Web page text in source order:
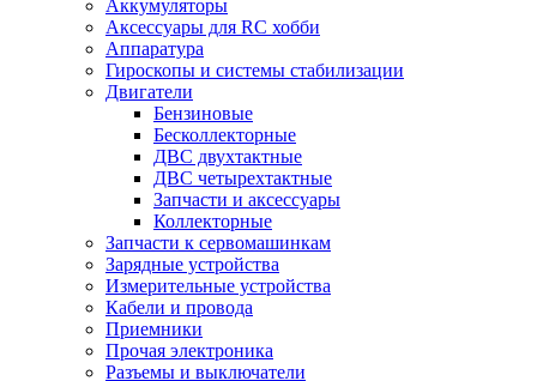
Аккумуляторы
Аксессуары для RC хобби
Аппаратура
Гироскопы и системы стабилизации
Двигатели
Бензиновые
Бесколлекторные
ДВС двухтактные
ДВС четырехтактные
Запчасти и аксессуары
Коллекторные
Запчасти к сервомашинкам
Зарядные устройства
Измерительные устройства
Кабели и провода
Приемники
Прочая электроника
Разъемы и выключатели